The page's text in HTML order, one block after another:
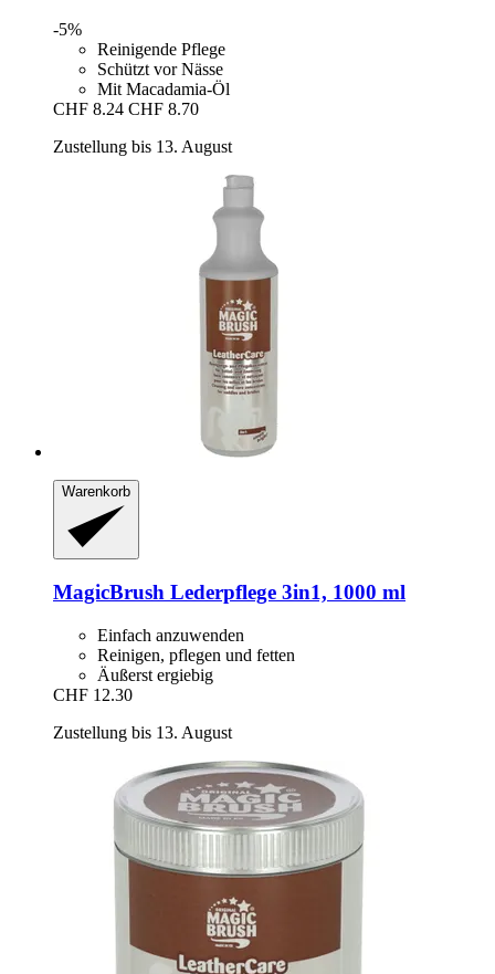
-5%
Reinigende Pflege
Schützt vor Nässe
Mit Macadamia-Öl
CHF 8.24 CHF 8.70
Zustellung bis 13. August
Warenkorb
MagicBrush Lederpflege 3in1, 1000 ml
Einfach anzuwenden
Reinigen, pflegen und fetten
Äußerst ergiebig
CHF 12.30
Zustellung bis 13. August